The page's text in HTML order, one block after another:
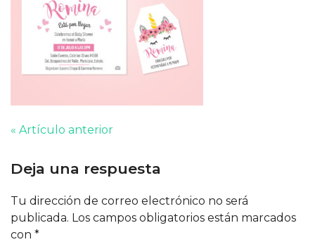
« Artículo anterior
Deja una respuesta
Tu dirección de correo electrónico no será
publicada. Los campos obligatorios están marcados
con *